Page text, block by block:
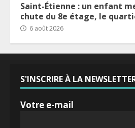
Saint-Étienne : un enfant
chute du 8e étage, le
6 août 2026
S'INSCRIRE À LA
Votre e-mail